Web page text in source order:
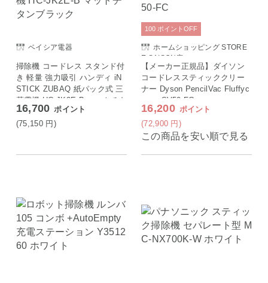
ベイシア電器
掃除機 コードレス スタンド付
き 軽量 強力吸引 ハンディ iN
STICK ZUBAQ 紙パック式 三
菱電機 HC-JK2E-B マットチタ
ンブラック
16,700 ポイント
(75,150 円)
ホームショッピング STORE
E SAISON店
【メーカー正規品】ダイソン
コードレススティッククリー
ナー Dyson PencilVac Fluffyc
ones SV50-FC
16,200 ポイント
(72,900 円)
100 ポイント OFF
この商品を安い順で見る